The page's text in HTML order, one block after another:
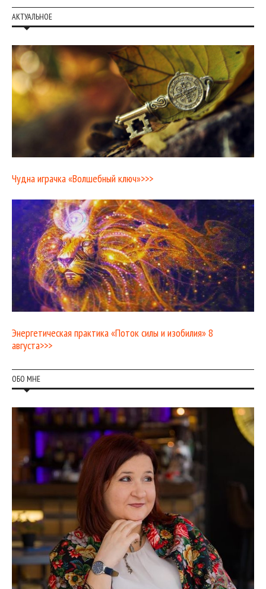
АКТУАЛЬНОЕ
Чудна играчка «Волшебный ключ»>>>
Энергетическая практика «Поток силы и изобилия» 8
августа>>>
ОБО МНЕ